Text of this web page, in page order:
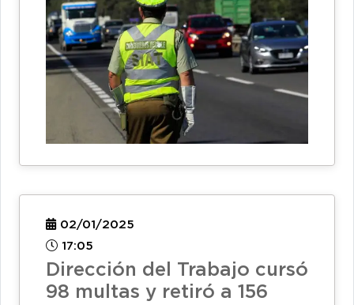
02/01/2025
17:05
Dirección del Trabajo cursó
98 multas y retiró a 156